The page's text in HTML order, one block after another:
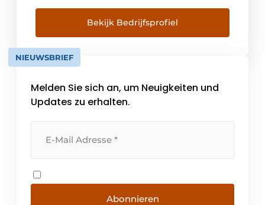
setzt seit 35 Jahren Maßstäbe für
Qualitätstüren und bietet Auftraggebern
und Kunden Sicherheit. Die GND-Mitglieder
müssen die Anforderungen erfüllen, die [...]
Bekijk Bedrijfsprofiel
NIEUWSBRIEF
Melden Sie sich an, um Neuigkeiten und
Updates zu erhalten.
Abonnieren